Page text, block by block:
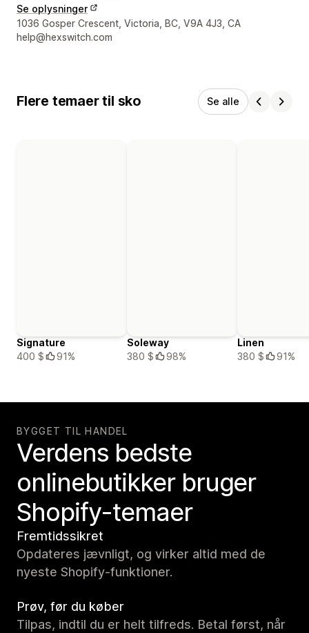
Se oplysninger
Se kontaktoplysninger
1036 Gosper Crescent, Victoria, BC, V9A 4J3, CA
help@hexswitch.com
Flere temaer til sko Se alle
Signature
400 $
91%
Soleway
380 $
98%
Linen
380 $
91%
BYGGET TIL HANDEL
Verdens bedste
onlinebutikker bruger
Shopify-temaer
Fremtidssikret
Opdateres jævnligt, og virker altid med de
nyeste Shopify-funktioner.
Prøv, før du køber
Tilpas, indtil du er helt tilfreds. Betal først, når